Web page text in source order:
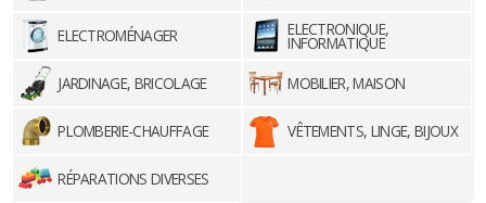
ELECTROMÉNAGER ELECTRONIQUE,
INFORMATIQUE
JARDINAGE, BRICOLAGE
MOBILIER, MAISON
PLOMBERIE-CHAUFFAGE VÊTEMENTS, LINGE, BIJOUX
RÉPARATIONS DIVERSES